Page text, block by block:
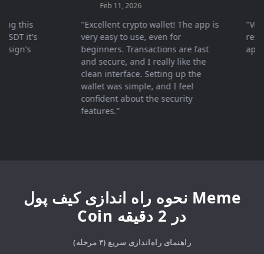
this
it's
Feb 11, 2026
"Excellent crypto wallet! The app is
very easy to use, even for
beginners. Transactions are fast
and secure, and I really like the
clean interface. Setting up the
wallet was simple, and I feel
confident about the security
features."
"Very
نحوه راه اندازی کیف پول Meme
Coin در 2 دقیقه
راهنمای راه‌اندازی سریع (۳ مرحله)